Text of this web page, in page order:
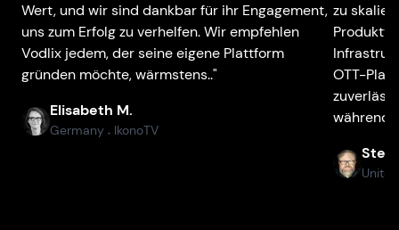
Wert, und wir sind dankbar für ihr Engagement,
uns zum Erfolg zu verhelfen. Wir empfehlen
Vodlix jedem, der seine eigene Plattform
gründen möchte, wärmstens.."
Elisabeth M.
Germany ● IkonoTV
zu
OTT-
während